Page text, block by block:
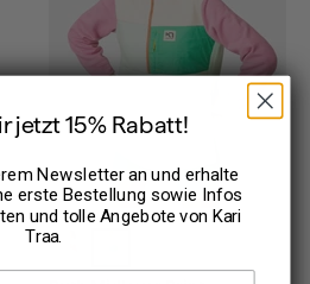
jetzt 15% Rabatt!
Newsletter an und erhalte
erste Bestellung sowie Infos
und tolle Angebote von Kari
Traa.